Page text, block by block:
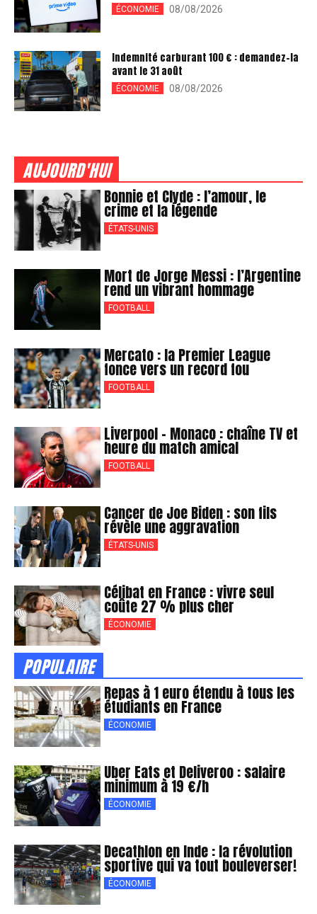
ÉCONOMIE 08/08/2026
Indemnité carburant 100 € : demandez-la
avant le 31 août
ÉCONOMIE 08/08/2026
AUJOURD'HUI
Bonnie et Clyde : l’amour, le
crime et la légende
ÉTATS-UNIS
Mort de Jorge Messi : l’Argentine
rend un vibrant hommage
FOOTBALL
Mercato : la Premier League
fonce vers un record fou
FOOTBALL
Liverpool – Monaco : chaîne TV et
heure du match amical
FOOTBALL
Cancer de Joe Biden : son fils
révèle une aggravation
ÉTATS-UNIS
Célibat en France : vivre seul
coûte 27 % plus cher
ÉCONOMIE
POPULAIRE
Repas à 1 euro étendu à tous les
étudiants en France
ÉCONOMIE
Uber Eats et Deliveroo : salaire
minimum à 19 €/h
ÉCONOMIE
Decathlon en Inde : la révolution
sportive qui va tout bouleverser!
ÉCONOMIE